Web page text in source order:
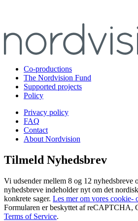
Co-productions
The Nordvision Fund
Supported projects
Policy
Privacy policy
FAQ
Contact
About Nordvision
Tilmeld Nyhedsbrev
Vi udsender mellem 8 og 12 nyhedsbreve
nyhedsbreve indeholder nyt om det
konkrete sager. Les mer om vores
Formularen er beskyttet af reCAPTCHA,
Terms of Service.